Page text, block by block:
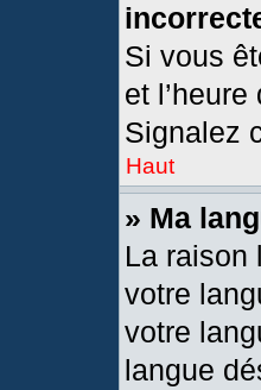
Si vous
et
Signalez
Haut
» Ma
La raison
votre
votre
langue